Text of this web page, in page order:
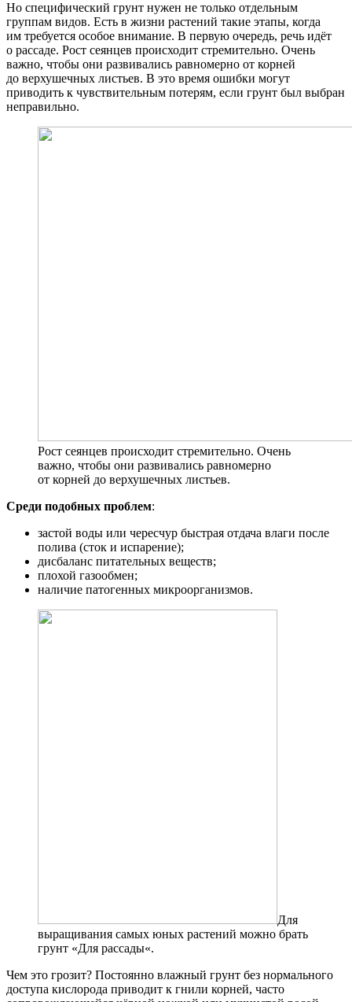
Но специфический грунт нужен не только отдельным
группам видов. Есть в жизни растений такие этапы, когда
им требуется особое внимание. В первую очередь, речь идёт
о рассаде. Рост сеянцев происходит стремительно. Очень
важно, чтобы они развивались равномерно от корней
до верхушечных листьев. В это время ошибки могут
приводить к чувствительным потерям, если грунт был выбран
неправильно.
Рост сеянцев происходит стремительно. Очень
важно, чтобы они развивались равномерно
от корней до верхушечных листьев.
Среди подобных проблем:
застой воды или чересчур быстрая отдача влаги после
полива (сток и испарение);
дисбаланс питательных веществ;
плохой газообмен;
наличие патогенных микроорганизмов.
Для
выращивания самых юных растений можно брать
грунт «Для рассады«.
Чем это грозит? Постоянно влажный грунт без нормального
доступа кислорода приводит к гнили корней, часто